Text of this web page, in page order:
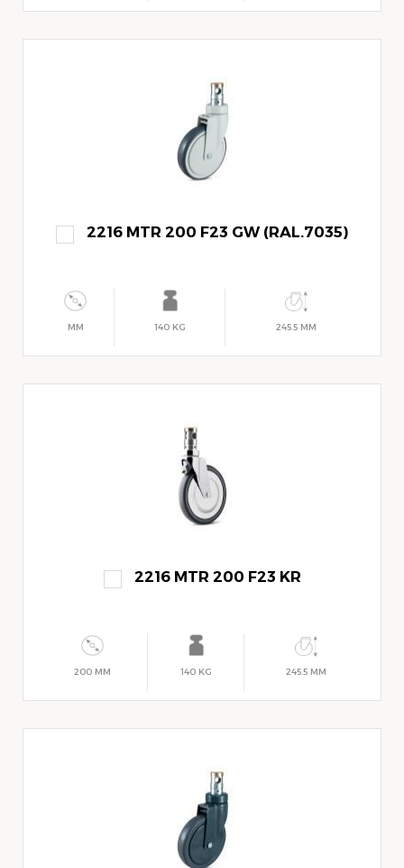
2216 MTR 200 F23 GW (RAL.7035)
MM 140 KG 245.5 MM
2216 MTR 200 F23 KR
200 MM 140 KG 245.5 MM